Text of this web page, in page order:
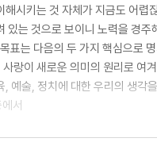
해시키는 것 자체가 지금도 어렵
있는 것으로 보이니 노력을 경주
표는 다음의 두 가지 핵심으로
랑이 새로운 의미의 원리로 여
, 예술, 정치에 대한 우리의 생각
서